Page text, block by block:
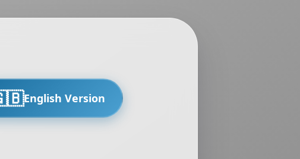
English Version